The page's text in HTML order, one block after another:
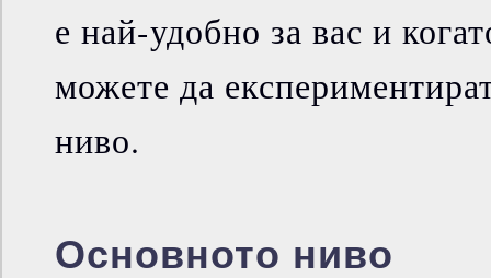
е най-удобно за вас и
можете да
ниво.
Основното ниво